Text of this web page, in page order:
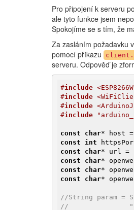
Pro připojení k serveru
ale tyto funkce jsem
Spokojíme se s tím, že
Za zasláním požadavku
pomocí příkazu
serveru. Odpověď je
#include
#include
#include
#include
const char* host =
const
int
const
char* url =
const
char*
const
char*
const
char*
//String param =
//